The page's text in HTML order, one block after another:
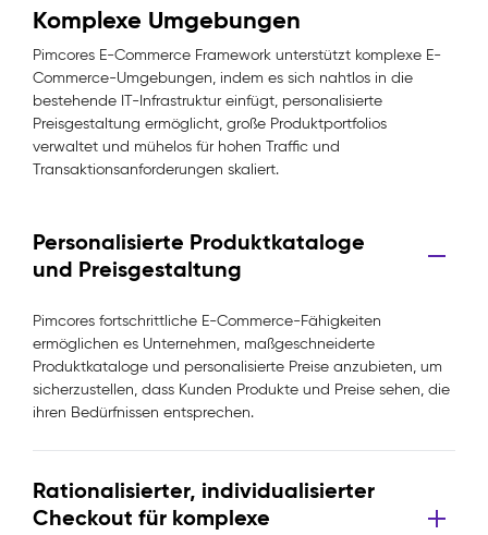
Komplexe Umgebungen
Pimcores E-Commerce Framework unterstützt komplexe E-
Commerce-Umgebungen, indem es sich nahtlos in die
bestehende IT-Infrastruktur einfügt, personalisierte
Preisgestaltung ermöglicht, große Produktportfolios
verwaltet und mühelos für hohen Traffic und
Transaktionsanforderungen skaliert.
Personalisierte Produktkataloge
und Preisgestaltung
Pimcores fortschrittliche E-Commerce-Fähigkeiten
ermöglichen es Unternehmen, maßgeschneiderte
Produktkataloge und personalisierte Preise anzubieten, um
sicherzustellen, dass Kunden Produkte und Preise sehen, die
ihren Bedürfnissen entsprechen.
Rationalisierter, individualisierter
Checkout für komplexe